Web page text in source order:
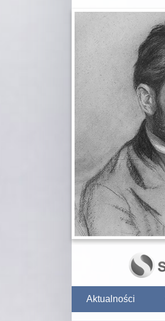
Aktualności